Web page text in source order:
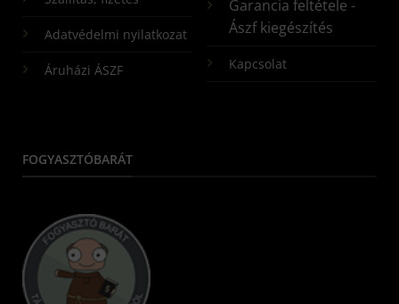
Adatvédelmi nyilatkozat
Áruházi ÁSZF
Garancia feltétele -
Ászf kiegészítés
Kapcsolat
FOGYASZTÓBARÁT